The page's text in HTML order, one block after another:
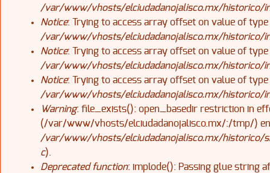
/var/www/vhosts/elciudadanojalisco.mx/historico/
Notice: Trying to access array offset on value of
/var/www/vhosts/elciudadanojalisco.mx/historico/
Notice: Trying to access array offset on value of
/var/www/vhosts/elciudadanojalisco.mx/historico/
Notice: Trying to access array offset on value of
/var/www/vhosts/elciudadanojalisco.mx/historico/
Warning: file_exists(): open_basedir restriction in
(/var/www/vhosts/elciudadanojalisco.mx/:/tmp/)
/var/www/vhosts/elciudadanojalisco.mx/
c).
Deprecated function: implode(): Passing glue string